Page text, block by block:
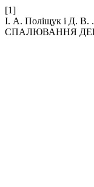
[1]
І. А. Поліщук і
СПАЛЮВАННЯ